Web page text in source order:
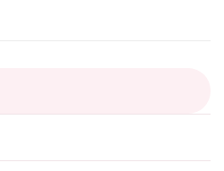
MA DEMANDE ✨
en France✅ Validation avant fabrication